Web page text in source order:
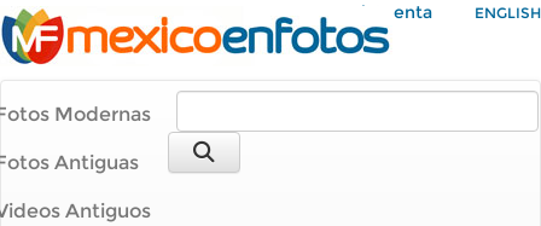
Mi Cuenta ENGLISH
Modernas
Antiguas
Antiguos